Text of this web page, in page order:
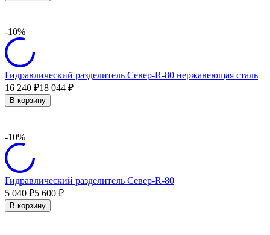
-10%
Гидравлический разделитель Север-R-80 нержавеющая сталь
16 240 ₽18 044 ₽
В корзину
-10%
Гидравлический разделитель Север-R-80
5 040 ₽5 600 ₽
В корзину